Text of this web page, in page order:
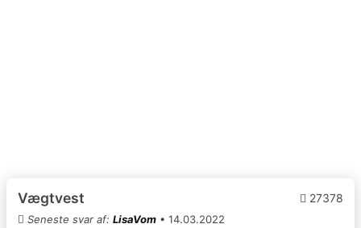
Vægtvest 27378
Seneste svar af: LisaVom • 14.03.2022